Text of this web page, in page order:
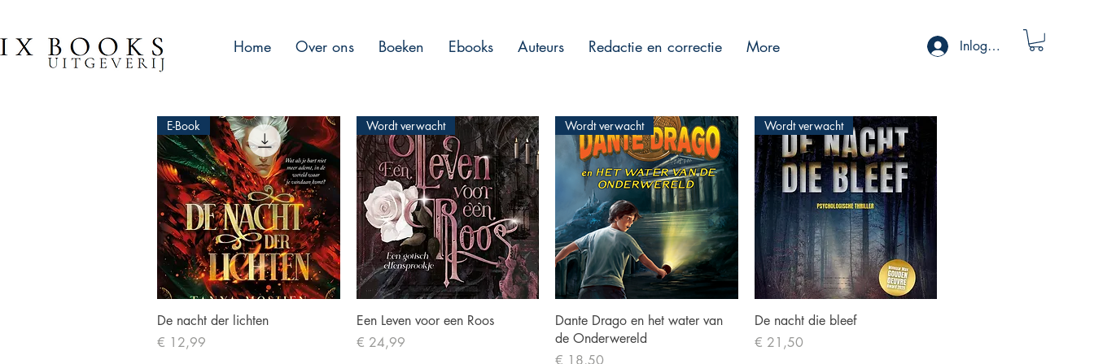
Home Over ons Boeken Ebooks Auteurs Redactie en correctie More Inloggen
Snel overzicht
E-Book
De nacht der lichten
Prijs
€ 12,99
Snel overzicht
Wordt verwacht
Een Leven voor een Roos
Prijs
€ 24,99
Snel overzicht
Wordt verwacht
Dante Drago en het water van
de Onderwereld
Prijs
€ 18,50
Snel overzicht
Wordt verwacht
De nacht die bleef
Prijs
€ 21,50